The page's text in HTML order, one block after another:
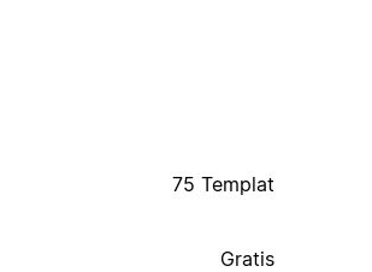
75 Templat
Gratis